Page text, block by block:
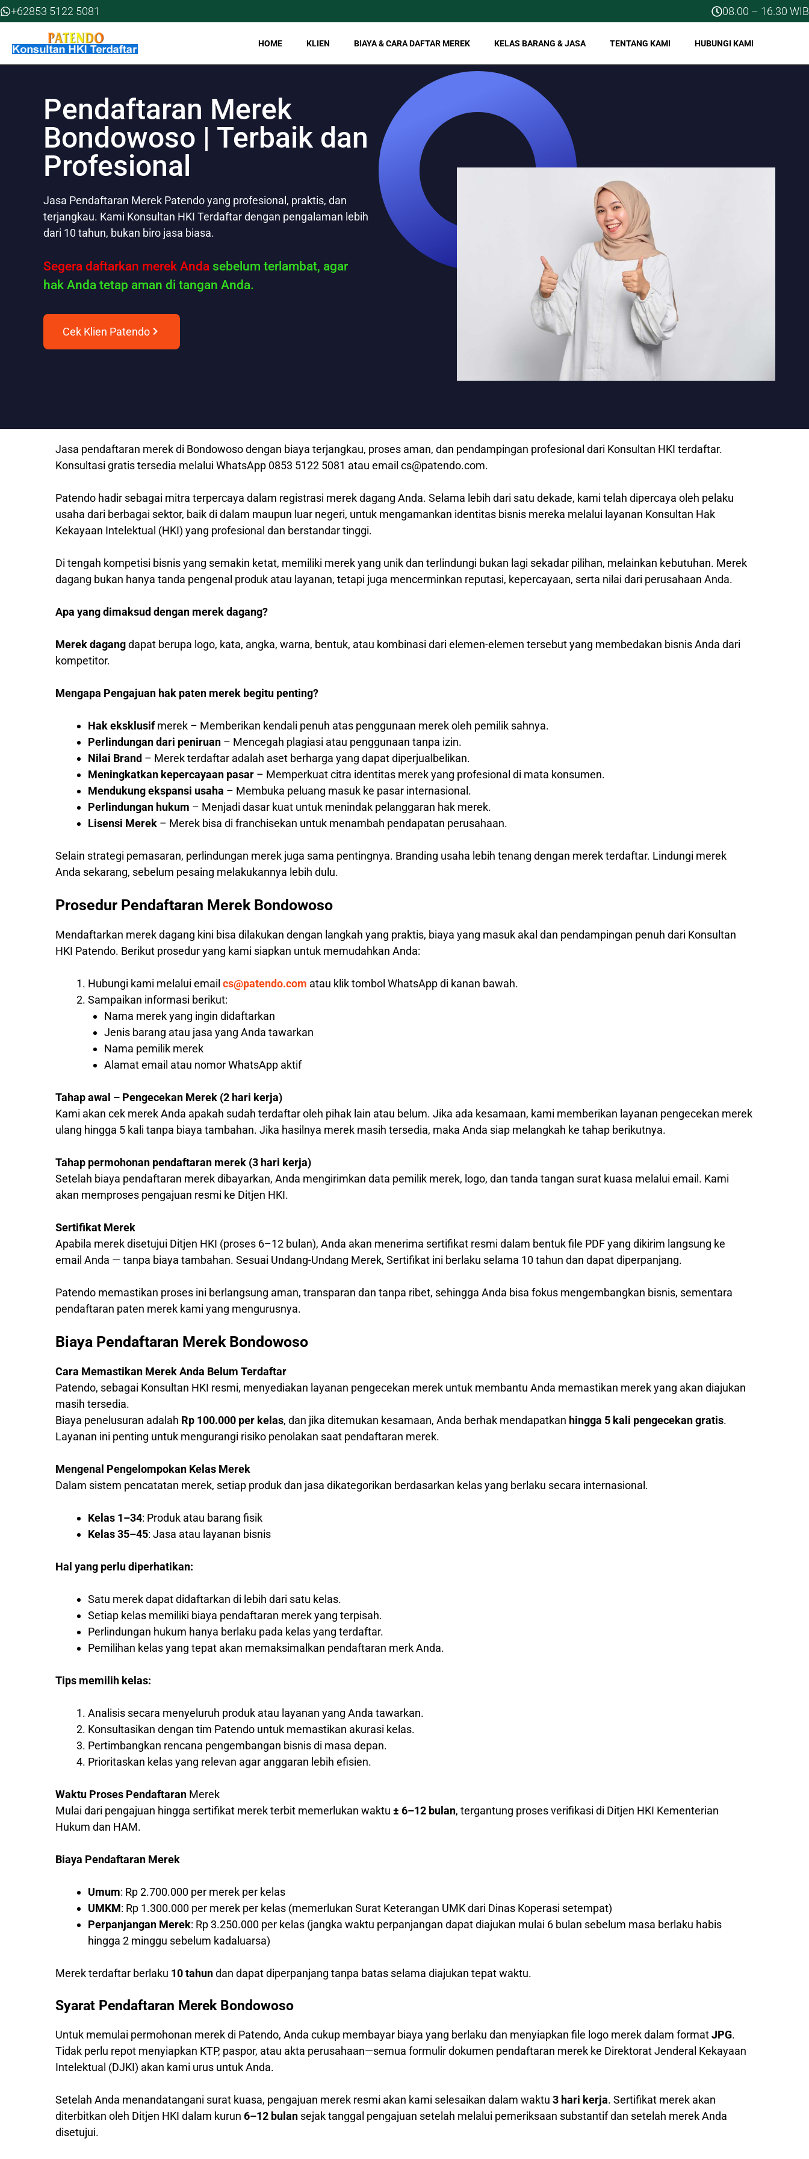
Skip
to
+62853 5122 5081 08.00 – 16.30 WIB
HOME KLIEN BIAYA & CARA DAFTAR MEREK KELAS BARANG & JASA TENTANG KAMI HUBUNGI KAMI
Pendaftaran Merek
Bondowoso | Terbaik dan
Profesional
Jasa Pendaftaran Merek Patendo yang profesional, praktis, dan
terjangkau. Kami Konsultan HKI Terdaftar dengan pengalaman lebih
dari 10 tahun, bukan biro jasa biasa.
Segera daftarkan merek Anda sebelum terlambat, agar
hak Anda tetap aman di tangan Anda.
Cek Klien Patendo
Jasa pendaftaran merek di Bondowoso dengan biaya terjangkau, proses aman, dan pendampingan profesional dari Konsultan HKI terdaftar.
Konsultasi gratis tersedia melalui WhatsApp 0853 5122 5081 atau email cs@patendo.com.
Patendo hadir sebagai mitra terpercaya dalam registrasi merek dagang Anda. Selama lebih dari satu dekade, kami telah dipercaya oleh pelaku
usaha dari berbagai sektor, baik di dalam maupun luar negeri, untuk mengamankan identitas bisnis mereka melalui layanan Konsultan Hak
Kekayaan Intelektual (HKI) yang profesional dan berstandar tinggi.
Di tengah kompetisi bisnis yang semakin ketat, memiliki merek yang unik dan terlindungi bukan lagi sekadar pilihan, melainkan kebutuhan. Merek
dagang bukan hanya tanda pengenal produk atau layanan, tetapi juga mencerminkan reputasi, kepercayaan, serta nilai dari perusahaan Anda.
Apa yang dimaksud dengan merek dagang?
Merek dagangdapat berupa logo, kata, angka, warna, bentuk, atau kombinasi dari elemen-elemen tersebut yang membedakan bisnis Anda dari
kompetitor.
Mengapa Pengajuan hak paten merek begitu penting?
Hak eksklusifmerek – Memberikan kendali penuh atas penggunaan merek oleh pemilik sahnya.
Perlindungan dari peniruan – Mencegah plagiasi atau penggunaan tanpa izin.
Nilai Brand – Merek terdaftar adalah aset berharga yang dapat diperjualbelikan.
Meningkatkan kepercayaan pasar – Memperkuat citra identitas merek yang profesional di mata konsumen.
Mendukung ekspansi usaha – Membuka peluang masuk ke pasar internasional.
Perlindungan hukum – Menjadi dasar kuat untuk menindak pelanggaran hak merek.
Lisensi Merek – Merek bisa di franchisekan untuk menambah pendapatan perusahaan.
Selain strategi pemasaran, perlindungan merek juga sama pentingnya. Branding usaha lebih tenang dengan merek terdaftar. Lindungi merek
Anda sekarang, sebelum pesaing melakukannya lebih dulu.
Prosedur Pendaftaran Merek Bondowoso
Mendaftarkan merek dagang kini bisa dilakukan dengan langkah yang praktis, biaya yang masuk akal dan pendampingan penuh dari Konsultan
HKI Patendo. Berikut prosedur yang kami siapkan untuk memudahkan Anda:
Hubungi kami melalui email cs@patendo.com atau klik tombol WhatsApp di kanan bawah.
Sampaikan informasi berikut:
Nama merek yang ingin didaftarkan
Jenis barang atau jasa yang Anda tawarkan
Nama pemilik merek
Alamat email atau nomor WhatsApp aktif
Tahap awal – Pengecekan Merek (2 hari kerja)
Kami akan cek merek Anda apakah sudah terdaftar oleh pihak lain atau belum. Jika ada kesamaan, kami memberikan layanan pengecekan merek
ulang hingga 5 kali tanpa biaya tambahan. Jika hasilnya merek masih tersedia, maka Anda siap melangkah ke tahap berikutnya.
Tahap permohonan pendaftaran merek (3 hari kerja)
Setelah biaya pendaftaran merek dibayarkan, Anda mengirimkan data pemilik merek, logo, dan tanda tangan surat kuasa melalui email. Kami
akan memproses pengajuan resmi ke Ditjen HKI.
Sertifikat Merek
Apabila merek disetujui Ditjen HKI (proses 6–12 bulan), Anda akan menerima sertifikat resmi dalam bentuk file PDF yang dikirim langsung ke
email Anda — tanpa biaya tambahan. Sesuai Undang-Undang Merek, Sertifikat ini berlaku selama 10 tahun dan dapat diperpanjang.
Patendo memastikan proses ini berlangsung aman, transparan dan tanpa ribet, sehingga Anda bisa fokus mengembangkan bisnis, sementara
pendaftaran paten merek kami yang mengurusnya.
Biaya Pendaftaran Merek Bondowoso
Cara Memastikan Merek Anda Belum Terdaftar
Patendo, sebagai Konsultan HKI resmi, menyediakan layanan pengecekan merek untuk membantu Anda memastikan merek yang akan diajukan
masih tersedia.
Biaya penelusuran adalah Rp 100.000 per kelas, dan jika ditemukan kesamaan, Anda berhak mendapatkan hingga 5 kali pengecekan gratis.
Layanan ini penting untuk mengurangi risiko penolakan saat pendaftaran merek.
Mengenal Pengelompokan Kelas Merek
Dalam sistem pencatatan merek, setiap produk dan jasa dikategorikan berdasarkan kelas yang berlaku secara internasional.
Kelas 1–34: Produk atau barang fisik
Kelas 35–45: Jasa atau layanan bisnis
Hal yang perlu diperhatikan:
Satu merek dapat didaftarkan di lebih dari satu kelas.
Setiap kelas memiliki biaya pendaftaran merek yang terpisah.
Perlindungan hukum hanya berlaku pada kelas yang terdaftar.
Pemilihan kelas yang tepat akan memaksimalkan pendaftaran merk Anda.
Tips memilih kelas:
Analisis secara menyeluruh produk atau layanan yang Anda tawarkan.
Konsultasikan dengan tim Patendo untuk memastikan akurasi kelas.
Pertimbangkan rencana pengembangan bisnis di masa depan.
Prioritaskan kelas yang relevan agar anggaran lebih efisien.
Waktu Proses Pendaftaran Merek
Mulai dari pengajuan hingga sertifikat merek terbit memerlukan waktu ± 6–12 bulan, tergantung proses verifikasi di Ditjen HKI Kementerian
Hukum dan HAM.
Biaya Pendaftaran Merek
Umum: Rp 2.700.000 per merek per kelas
UMKM: Rp 1.300.000 per merek per kelas (memerlukan Surat Keterangan UMK dari Dinas Koperasi setempat)
Perpanjangan Merek: Rp 3.250.000 per kelas (jangka waktu perpanjangan dapat diajukan mulai 6 bulan sebelum masa berlaku habis
hingga 2 minggu sebelum kadaluarsa)
Merek terdaftar berlaku 10 tahundan dapat diperpanjang tanpa batas selama diajukan tepat waktu.
Syarat Pendaftaran Merek Bondowoso
Untuk memulai permohonan merek di Patendo, Anda cukup membayar biaya yang berlaku dan menyiapkan file logo merek dalam formatJPG.
Tidak perlu repot menyiapkan KTP, paspor, atau akta perusahaan—semua formulir dokumen pendaftaran merek ke Direktorat Jenderal Kekayaan
Intelektual (DJKI) akan kami urus untuk Anda.
Setelah Anda menandatangani surat kuasa, pengajuan merek resmi akan kami selesaikan dalam waktu 3 hari kerja. Sertifikat merek akan
diterbitkan oleh Ditjen HKI dalam kurun 6–12 bulan sejak tanggal pengajuan setelah melalui pemeriksaan substantif dan setelah merek Anda
disetujui.